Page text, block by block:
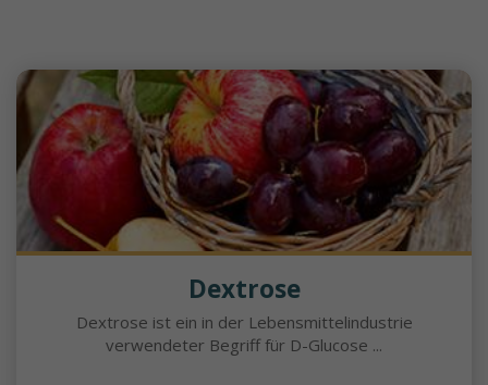
Dextrose
Dextrose ist ein in der Lebensmittelindustrie
verwendeter Begriff für D-Glucose ...